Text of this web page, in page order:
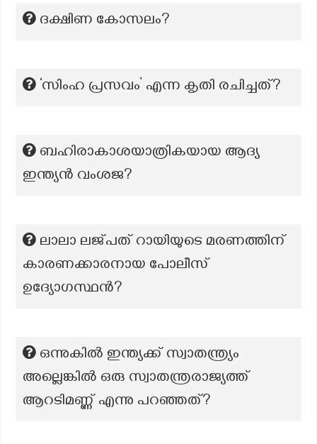
ദക്ഷിണ കോസലം?
‘സിംഹ പ്രസവം’ എന്ന കൃതി രചിച്ചത്?
ബഹിരാകാശയാത്രികയായ ആദ്യ
ഇന്ത്യൻ വംശജ?
ലാലാ ലജ്പത് റായിയുടെ മരണത്തിന്
കാരണക്കാരനായ പോലീസ്
ഉദ്യോഗസ്ഥൻ?
ഒന്നുകിൽ ഇന്ത്യക്ക് സ്വാതന്ത്ര്യം
അല്ലെങ്കിൽ ഒരു സ്വാതന്ത്രരാജ്യത്ത്
ആറടിമണ്ണ് എന്നു പറഞ്ഞത്?